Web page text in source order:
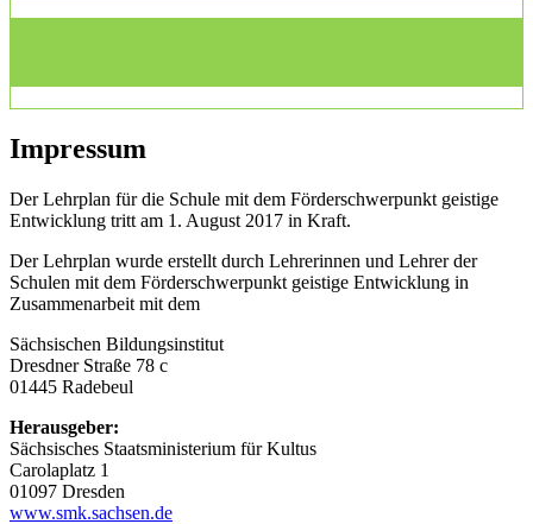
Impressum
Der Lehrplan für die Schule mit dem Förderschwerpunkt geistige
Entwicklung tritt am 1. August 2017 in Kraft.
Der Lehrplan wurde erstellt durch Lehrerinnen und Lehrer der
Schulen mit dem Förderschwerpunkt geistige Entwicklung in
Zusammenarbeit mit dem
Sächsischen Bildungsinstitut
Dresdner Straße 78 c
01445 Radebeul
Herausgeber:
Sächsisches Staatsministerium für Kultus
Carolaplatz 1
01097 Dresden
www.smk.sachsen.de